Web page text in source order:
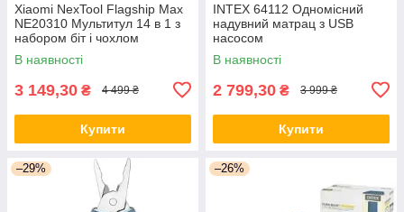
Xiaomi NexTool Flagship Max
NE20310 Мультитул 14 в 1 з
набором біт і чохлом
В наявності
3 149,30 ₴ 4 499 ₴
Купити
INTEX 64112 Одномісний
надувний матрац з USB
насосом
В наявності
2 799,30 ₴ 3 999 ₴
Купити
–29% –26%